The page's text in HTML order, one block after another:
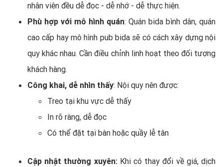
nhân viên đều dễ đọc - dễ nhớ - dễ thực hiện.
Phù hợp với mô hình quán: Quán bida bình dân, quán
cao cấp hay mô hình pub bida sẽ có cách xây dựng nội
quy khác nhau. Cần điều chỉnh linh hoạt theo đối tượng
khách hàng.
Công khai, dễ nhìn thấy: Nội quy nên được:
Treo tại khu vực dễ thấy
In rõ ràng, dễ đọc
Có thể đặt tại bàn hoặc quầy lễ tân
Cập nhật thường xuyên: Khi có thay đổi về giá, dịch